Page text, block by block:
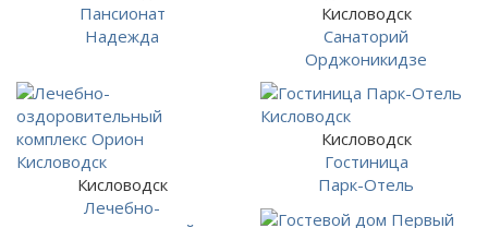
Пансионат
Надежда
Кисловодск
Санаторий
Орджоникидзе
Кисловодск
Лечебно-
Кисловодск
Гостиница
Парк-Отель